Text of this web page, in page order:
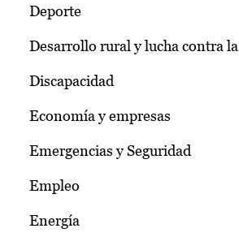
Deporte
Desarrollo rural y lucha contra
Discapacidad
Economía y empresas
Emergencias y Seguridad
Empleo
Energía